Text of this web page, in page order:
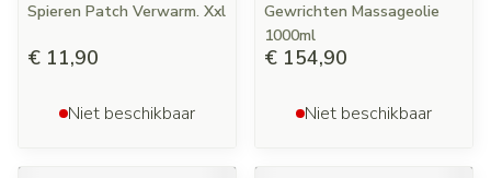
Spieren Patch Verwarm. Xxl
€ 11,90
Niet beschikbaar
Gewrichten Massageolie
1000ml
€ 154,90
Niet beschikbaar